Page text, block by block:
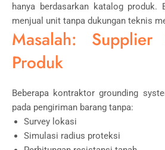
hanya berdasarkan katalog produk.
menjual unit tanpa dukungan teknis
Masalah: Supplier
Produk
Beberapa kontraktor grounding
pada pengiriman barang tanpa:
Survey lokasi
Simulasi radius proteksi